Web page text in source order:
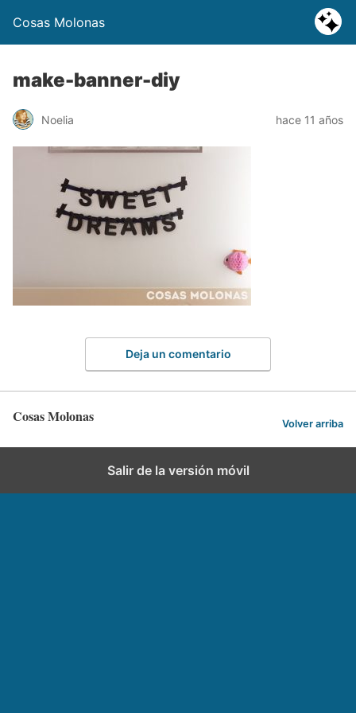
Cosas Molonas
make-banner-diy
Noelia hace 11 años
Deja un comentario
Cosas Molonas Volver arriba
Salir de la versión móvil